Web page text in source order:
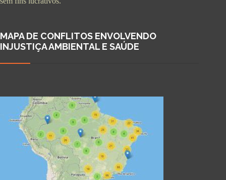
MAPA DE CONFLITOS ENVOLVENDO
INJUSTIÇA AMBIENTAL E SAÚDE